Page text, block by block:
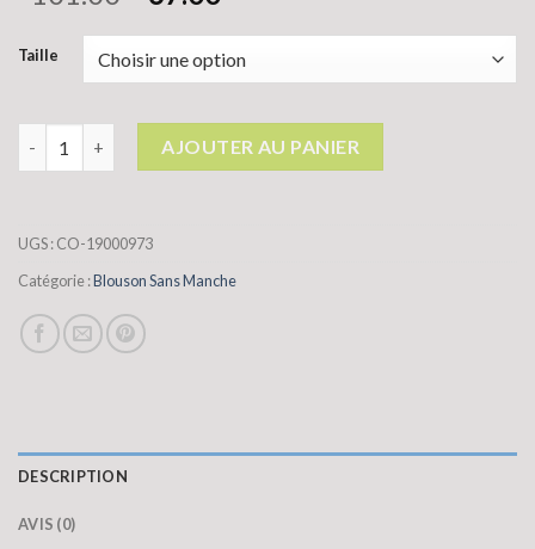
Taille
quantité de blouson sans manche
AJOUTER AU PANIER
UGS :CO-19000973
Catégorie :Blouson Sans Manche
DESCRIPTION
AVIS (0)